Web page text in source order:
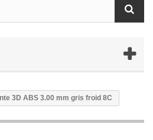
3D ABS 3.00 mm gris froid 8C